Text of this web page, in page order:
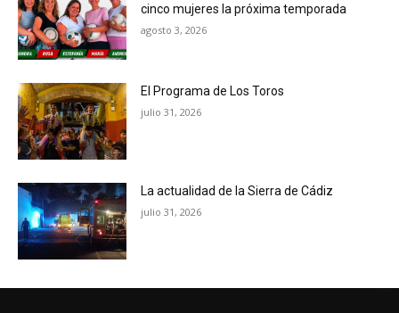
cinco mujeres la próxima temporada
agosto 3, 2026
El Programa de Los Toros
julio 31, 2026
La actualidad de la Sierra de Cádiz
julio 31, 2026